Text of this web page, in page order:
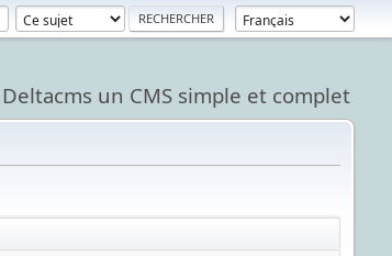
Deltacms un CMS simple et complet